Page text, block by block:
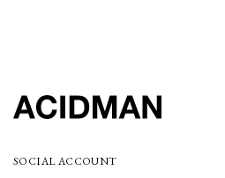
SOCIAL ACCOUNT